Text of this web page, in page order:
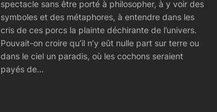
spectacle sans être porté à philosopher, à y voir des
symboles et des métaphores, à entendre dans les
cris de ces porcs la plainte déchirante de l’univers.
Pouvait-on croire qu’il n’y eût nulle part sur terre ou
dans le ciel un paradis, où les cochons seraient
payés de…